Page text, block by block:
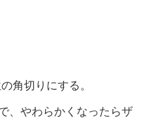
角切りにする。
やわらかくなったらザ